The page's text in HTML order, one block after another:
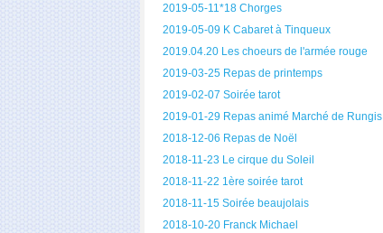
2019-05-11*18 Chorges
2019-05-09 K Cabaret à Tinqueux
2019.04.20 Les choeurs de l'armée rouge
2019-03-25 Repas de printemps
2019-02-07 Soirée tarot
2019-01-29 Repas animé Marché de Rungis
2018-12-06 Repas de Noël
2018-11-23 Le cirque du Soleil
2018-11-22 1ère soirée tarot
2018-11-15 Soirée beaujolais
2018-10-20 Franck Michael